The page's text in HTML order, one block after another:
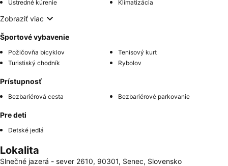
Ústredné kúrenie
Klimatizácia
Zobraziť viac
Športové vybavenie
Požičovňa bicyklov
Tenisový kurt
Turistiský chodník
Rybolov
Prístupnosť
Bezbariérová cesta Bezbariérové parkovanie
Pre deti
Detské jedlá
Lokalita
Slnečné jazerá - sever 2610, 90301, Senec, Slovensko